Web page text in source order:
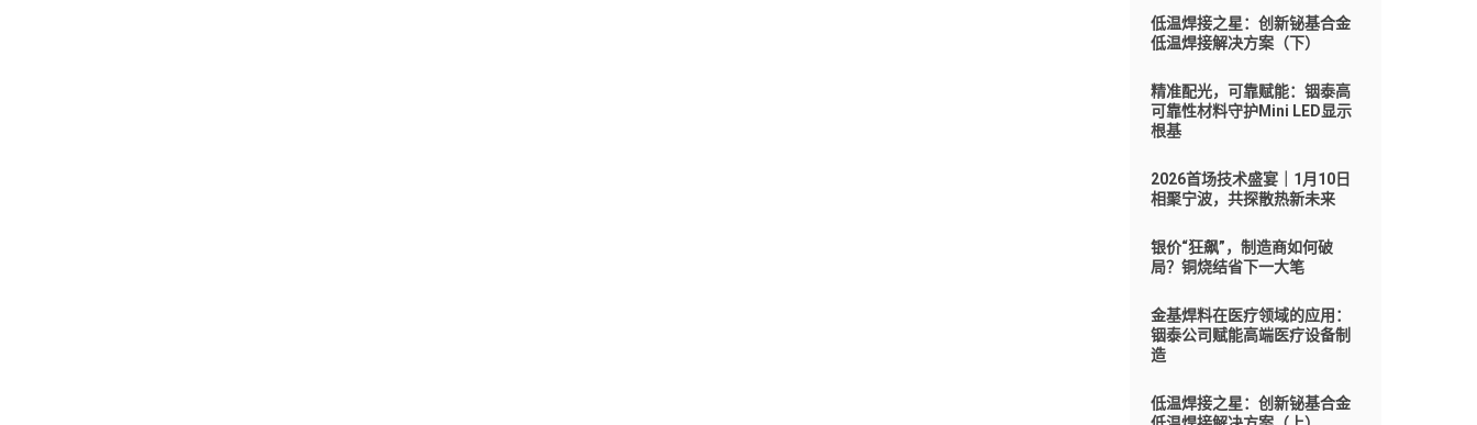
低温焊接之星：创新铋基合金
低温焊接解决方案（下）
精准配光，可靠赋能：铟泰高
可靠性材料守护Mini LED显示
根基
2026首场技术盛宴｜1月10日
相聚宁波，共探散热新未来
银价“狂飙”，制造商如何破
局？铜烧结省下一大笔
金基焊料在医疗领域的应用：
铟泰公司赋能高端医疗设备制
造
低温焊接之星：创新铋基合金